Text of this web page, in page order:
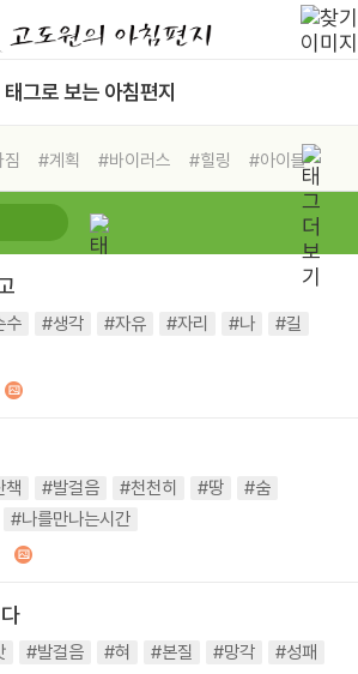
태그로 보는 아침편지
#계획 #바이러스 #힐링
#아이들
#삶
#링컨학교
수 #생각 #자유 #자리 #나
#길
책 #발걸음 #천천히 #땅
#숨
#나를만나는시간
#발걸음 #혀 #본질 #망각
#성패